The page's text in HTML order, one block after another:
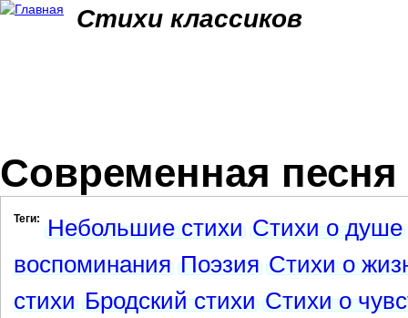
Стихи классиков
Современная песня
Теги: Небольшие стихи Стихи о душе
воспоминания Поэзия Стихи о
стихи Бродский стихи Стихи о